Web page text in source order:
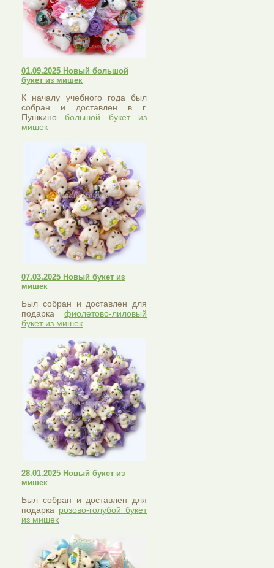
01.09.2025 Новый большой
букет из мишек
К началу учебного года был
собран и доставлен в г.
Пушкинобольшой букет из
мишек
07.03.2025 Новый букет из
мишек
Был собран и доставлен для
подарка фиолетово-лиловый
букет из мишек
28.01.2025 Новый букет из
мишек
Был собран и доставлен для
подарка розово-голубой букет
из мишек